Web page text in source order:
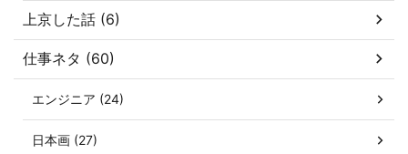
上京した話 (6)
仕事ネタ (60)
エンジニア (24)
日本画 (27)